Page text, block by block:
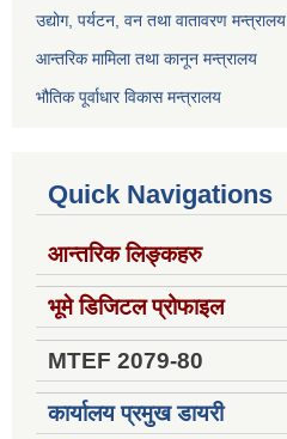
उद्योग, पर्यटन, वन तथा वातावरण मन्त्रालय
आन्तरिक मामिला तथा कानून मन्त्रालय
भौतिक पूर्वाधार विकास मन्त्रालय
Quick Navigations
आन्तरिक लिङ्कहरु
भूमे डिजिटल प्रोफाइल
MTEF 2079-80
कार्यालय प्रमुख डायरी